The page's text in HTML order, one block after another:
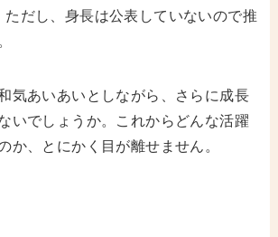
だし、身長は公表していないので推
気あいあいとしながら、さらに成長
いでしょうか。これからどんな活躍
か、とにかく目が離せません。